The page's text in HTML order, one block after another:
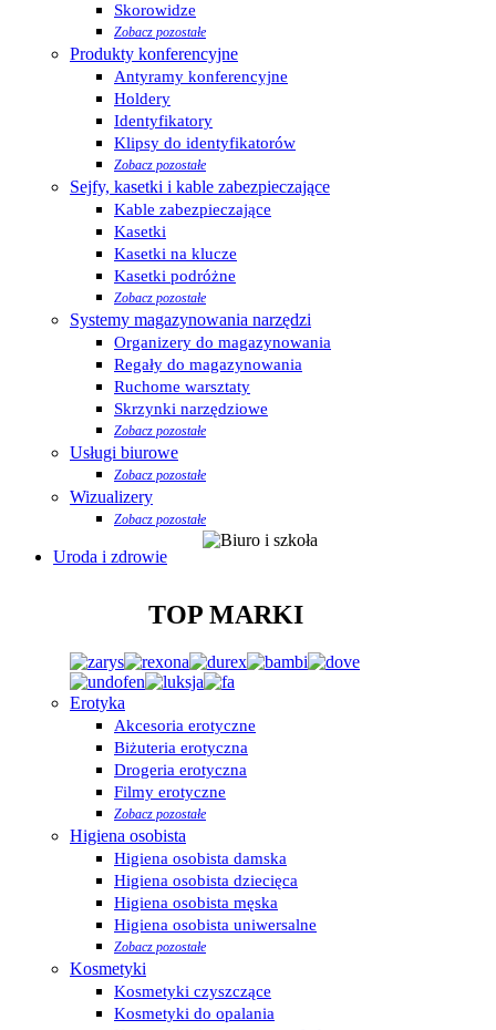
Skorowidze
Zobacz pozostałe
Produkty konferencyjne
Antyramy konferencyjne
Holdery
Identyfikatory
Klipsy do identyfikatorów
Zobacz pozostałe
Sejfy, kasetki i kable zabezpieczające
Kable zabezpieczające
Kasetki
Kasetki na klucze
Kasetki podróżne
Zobacz pozostałe
Systemy magazynowania narzędzi
Organizery do magazynowania
Regały do magazynowania
Ruchome warsztaty
Skrzynki narzędziowe
Zobacz pozostałe
Usługi biurowe
Zobacz pozostałe
Wizualizery
Zobacz pozostałe
Uroda i zdrowie
TOP MARKI
Erotyka
Akcesoria erotyczne
Biżuteria erotyczna
Drogeria erotyczna
Filmy erotyczne
Zobacz pozostałe
Higiena osobista
Higiena osobista damska
Higiena osobista dziecięca
Higiena osobista męska
Higiena osobista uniwersalne
Zobacz pozostałe
Kosmetyki
Kosmetyki czyszczące
Kosmetyki do opalania